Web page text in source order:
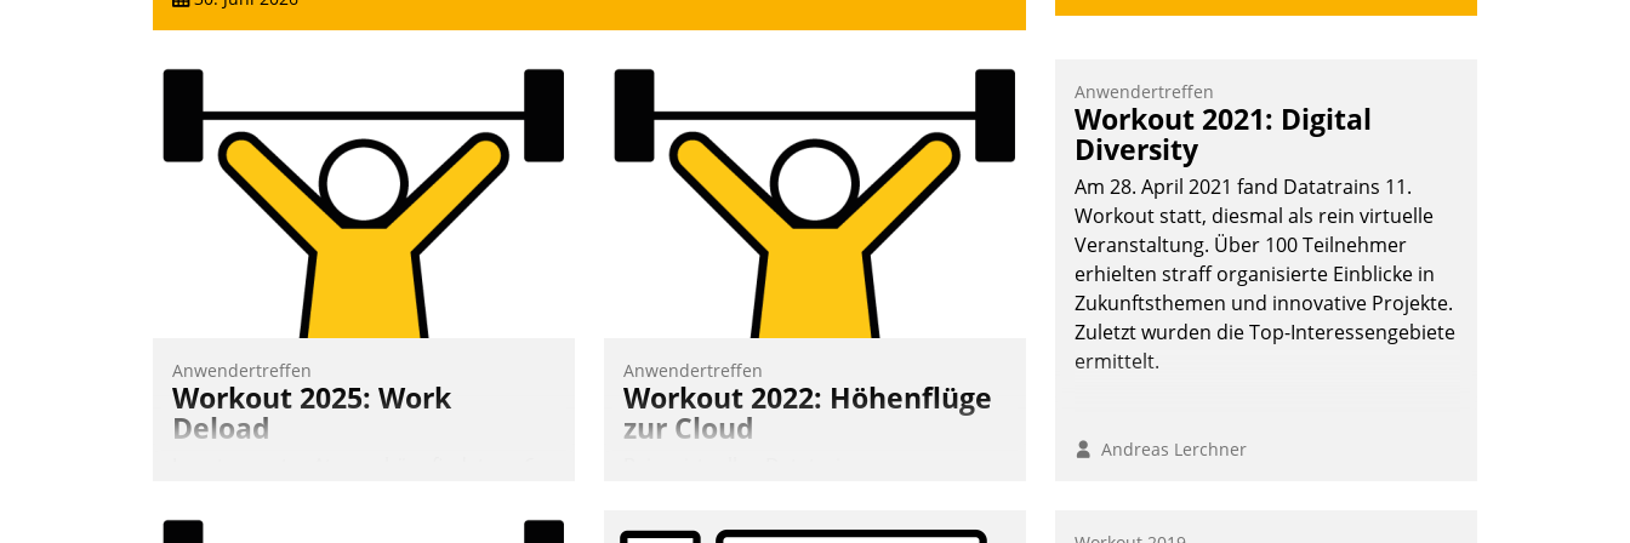
Anwendertreffen
Workout 2025: Work
Deload
Kunden- und Partnerkreis statt. Zentrale
Anwendertreffen
Workout 2022: Höhenflüge
zur Cloud
erhielten die Teilnehmerinnen und
Anwendertreffen
Workout 2021: Digital
Diversity
Am 28. April 2021 fand Datatrains 11.
Workout statt, diesmal als rein virtuelle
Veranstaltung. Über 100 Teilnehmer
erhielten straff organisierte Einblicke in
Zukunftsthemen und innovative Projekte.
Zuletzt wurden die Top-Interessengebiete
ermittelt.
Andreas Lerchner